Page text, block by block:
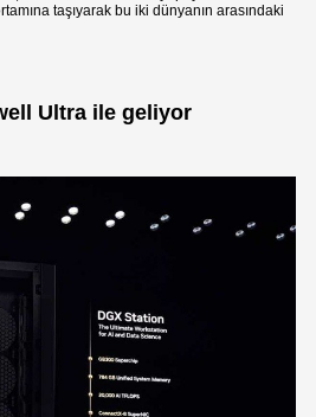
taşıyarak bu iki dünyanın arasındaki
Ultra ile geliyor